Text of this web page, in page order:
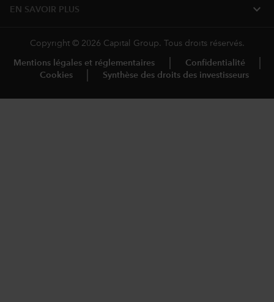
EN SAVOIR PLUS expand_more
Copyright © 2026 Capital Group. Tous droits réservés.
Mentions légales et réglementaires
Confidentialité
Cookies
Synthèse des droits des investisseurs